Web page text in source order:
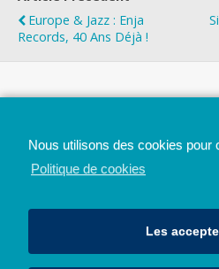
Europe & Jazz : Enja
Records, 40 Ans Déjà !
Nous utilisons des cookies pour
Politique de cookies
Les